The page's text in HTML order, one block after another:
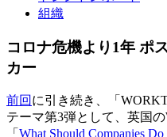
組織
コロナ危機より1年 ポ
カー
前回 に引き続き、「
テーマ第3弾として、英国
「 What Should Companies